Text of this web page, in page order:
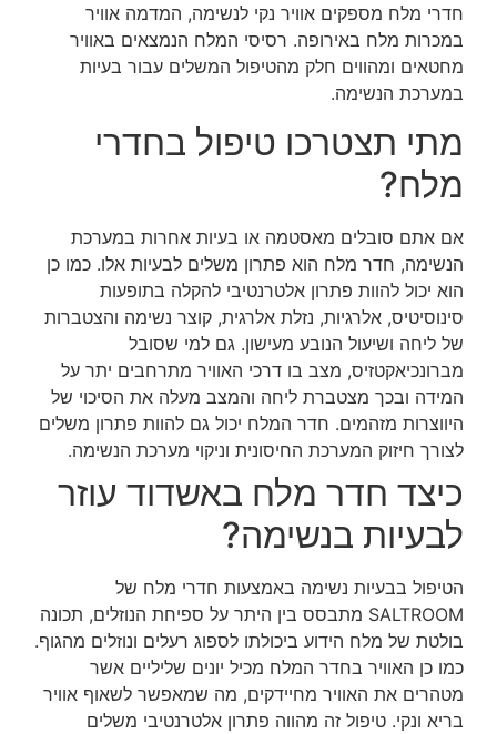
חדרי מלח מספקים אוויר נקי לנשימה, המדמה אוויר
במכרות מלח באירופה. רסיסי המלח הנמצאים באוויר
מחטאים ומהווים חלק מהטיפול המשלים עבור בעיות
במערכת הנשימה.
מתי תצטרכו טיפול בחדרי
מלח?
אם אתם סובלים מאסטמה או בעיות אחרות במערכת
הנשימה, חדר מלח הוא פתרון משלים לבעיות אלו. כמו כן
הוא יכול להוות פתרון אלטרנטיבי להקלה בתופעות
סינוסיטיס, אלרגיות, נזלת אלרגית, קוצר נשימה והצטברות
של ליחה ושיעול הנובע מעישון. גם למי שסובל
מברונכיאקטזיס, מצב בו דרכי האוויר מתרחבים יתר על
המידה ובכך מצטברת ליחה והמצב מעלה את הסיכוי של
היווצרות מזהמים. חדר המלח יכול גם להוות פתרון משלים
לצורך חיזוק המערכת החיסונית וניקוי מערכת הנשימה.
כיצד חדר מלח באשדוד עוזר
לבעיות בנשימה?
הטיפול בבעיות נשימה באמצעות חדרי מלח של
SALTROOM מתבסס בין היתר על ספיחת הנוזלים, תכונה
בולטת של מלח הידוע ביכולתו לספוג רעלים ונוזלים מהגוף.
כמו כן האוויר בחדר המלח מכיל יונים שליליים אשר
מטהרים את האוויר מחיידקים, מה שמאפשר לשאוף אוויר
בריא ונקי. טיפול זה מהווה פתרון אלטרנטיבי משלים